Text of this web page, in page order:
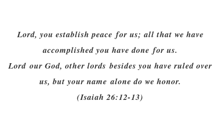
Lord, you establish peace for us; all that we have
accomplished you have done for us.
Lord our God, other lords besides you have ruled over
us, but your name alone do we honor.
(Isaiah 26:12-13)